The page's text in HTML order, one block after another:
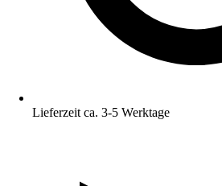
Lieferzeit ca. 3-5 Werktage